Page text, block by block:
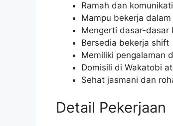
Ramah dan
Mampu bekerja dalam
Mengerti dasar-dasar
Bersedia bekerja shift
Memiliki pengalaman
Domisili di Wakatobi
Sehat jasmani dan
Detail Pekerjaan